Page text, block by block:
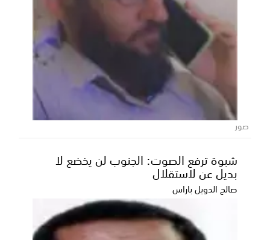
بسياسة حكيمة وثقل دولي.. المملكة تقود
جهود التهدئة وتؤكد سيادتها ورفض
التصعيد.
​تأكيداً لمكانتها الدولية المرموقة، تواصل المملكة العربيةصور
شبوة ترفع الصوت: الجنوب لن يخضع لا
بديل عن لاستقلال
صالح الدويل باراس